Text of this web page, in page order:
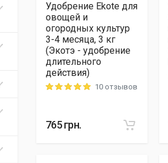
Удобрение Ekote для
овощей и
огородных культур
3-4 месяца, 3 кг
(Экотэ - удобрение
длительного
действия)
Rating: 5 out of 510 отзывов
765грн.